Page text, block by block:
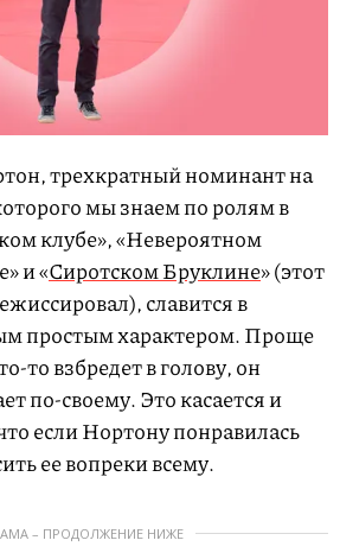
трехкратный номинант на
мы знаем по ролям в
клубе», «Невероятном
и «Сиротском Бруклине» (этот
славится в
простым характером. Проще
то взбредет в голову, он
по-своему. Это касается и
если Нортону понравилась
ее вопреки всему.
– ПРОДОЛЖЕНИЕ НИЖЕ